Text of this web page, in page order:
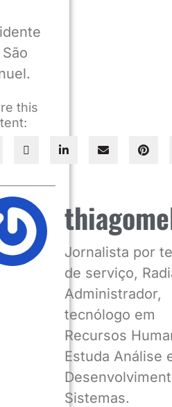
this
Jornalista por
de serviço,
Administrador,
tecnólogo em
Recursos
Estuda Análise
Sistemas.